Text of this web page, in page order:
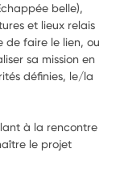
belle),
et lieux relais
de faire le lien, ou
sa mission en
définies, le/la
à la rencontre
le projet